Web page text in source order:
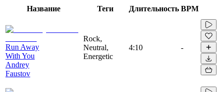
Название Теги Длительность BPM
Run Away
With You
Andrey
Faustov
Rock,
Neutral,
Energetic
4:10 -